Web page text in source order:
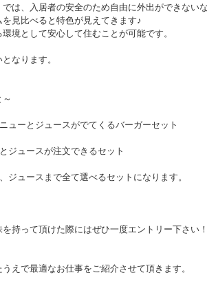
は、入居者の安全のため自由に外出ができない
見比べると特色が見えてきます♪
境として安心して住むことが可能です。
なります。
ューとジュースがでてくるバーガーセット
ジュースが注文できるセット
ュースまで全て選べるセットになります。
持って頂けた際にはぜひ一度エントリー下さい！
えで最適なお仕事をご紹介させて頂きます。